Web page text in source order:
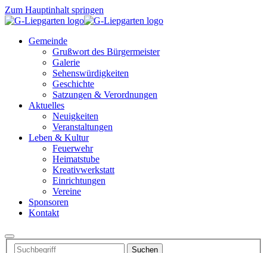
Zum Hauptinhalt springen
Gemeinde
Grußwort des Bürgermeister
Galerie
Sehenswürdigkeiten
Geschichte
Satzungen & Verordnungen
Aktuelles
Neuigkeiten
Veranstaltungen
Leben & Kultur
Feuerwehr
Heimatstube
Kreativwerkstatt
Einrichtungen
Vereine
Sponsoren
Kontakt